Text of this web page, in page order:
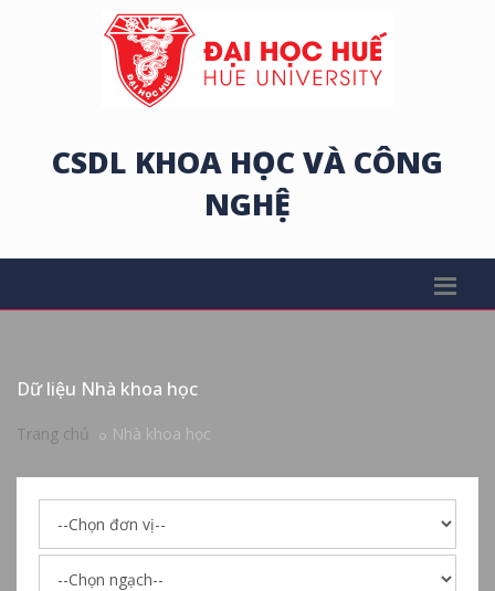
CSDL KHOA HỌC VÀ CÔNG
NGHỆ
Dữ liệu Nhà khoa học
Trang chủ Nhà khoa học